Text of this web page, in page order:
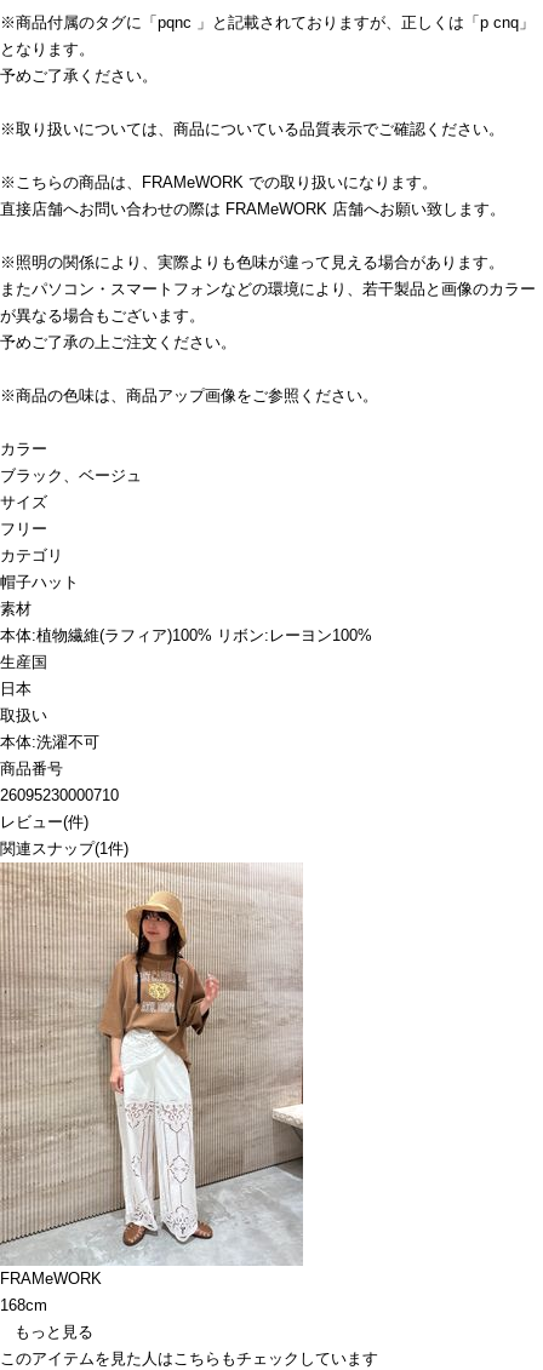
※商品付属のタグに「pqnc 」と記載されておりますが、正しくは「p cnq」
となります。
予めご了承ください。
※取り扱いについては、商品についている品質表示でご確認ください。
※こちらの商品は、FRAMeWORK での取り扱いになります。
直接店舗へお問い合わせの際は FRAMeWORK 店舗へお願い致します。
※照明の関係により、実際よりも色味が違って見える場合があります。
またパソコン・スマートフォンなどの環境により、若干製品と画像のカラー
が異なる場合もございます。
予めご了承の上ご注文ください。
※商品の色味は、商品アップ画像をご参照ください。
カラー
ブラック、ベージュ
サイズ
フリー
カテゴリ
帽子ハット
素材
本体:植物繊維(ラフィア)100% リボン:レーヨン100%
生産国
日本
取扱い
本体:洗濯不可
商品番号
26095230000710
レビュー(件)
関連スナップ(1件)
FRAMeWORK
168cm
もっと見る
このアイテムを見た人はこちらもチェックしています